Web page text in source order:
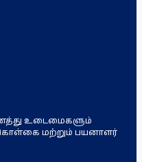
உடைமைகளும்
கொள்கை மற்றும் பயனாளர்